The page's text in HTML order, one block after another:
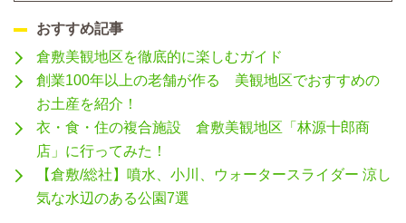
おすすめ記事
倉敷美観地区を徹底的に楽しむガイド
創業100年以上の老舗が作る 美観地区でおすすめの
お土産を紹介！
衣・食・住の複合施設 倉敷美観地区「林源十郎商
店」に行ってみた！
【倉敷/総社】噴水、小川、ウォータースライダー 涼し
気な水辺のある公園7選